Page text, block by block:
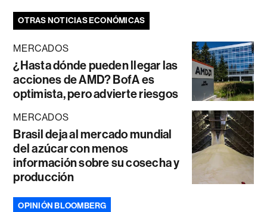
OTRAS NOTICIAS ECONÓMICAS
MERCADOS
¿Hasta dónde pueden llegar las
acciones de AMD? BofA es
optimista, pero advierte riesgos
MERCADOS
Brasil deja al mercado mundial
del azúcar con menos
información sobre su cosecha y
producción
OPINIÓN BLOOMBERG